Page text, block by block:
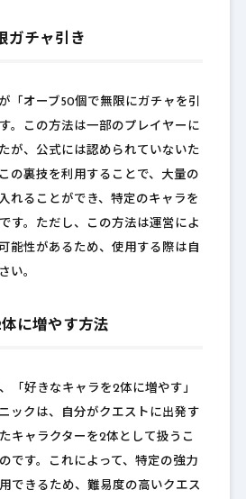
ガチャ引き
「オーブ50個で無限にガチャを引
。この方法は一部のプレイヤーに
が、公式には認められていないた
の裏技を利用することで、大量の
れることができ、特定のキャラを
す。ただし、この方法は運営によ
能性があるため、使用する際は自
い。
に増やす方法
「好きなキャラを2体に増やす」
ックは、自分がクエストに出発す
キャラクターを2体として扱うこ
です。これによって、特定の強力
できるため、難易度の高いクエス